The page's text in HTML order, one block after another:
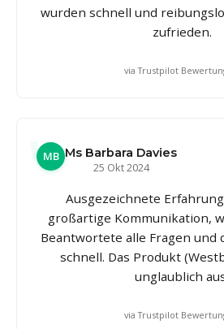
wurden schnell und
zufrieden.
via Trustpilot
MB Ms Barbara Davies
25 Okt 2024
Ausgezeichnete
großartige Kommunikation,
Beantwortete alle Fragen und
schnell. Das Produkt
unglaublich
via Trustpilot